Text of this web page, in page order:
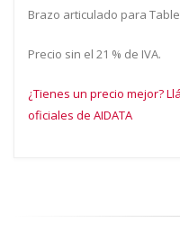
Brazo articulado para
Precio sin el 21 % de IVA.
¿Tienes un precio mejor?
oficiales de AIDATA